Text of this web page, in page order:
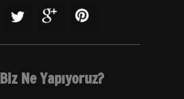
Biz Ne Yapıyoruz?